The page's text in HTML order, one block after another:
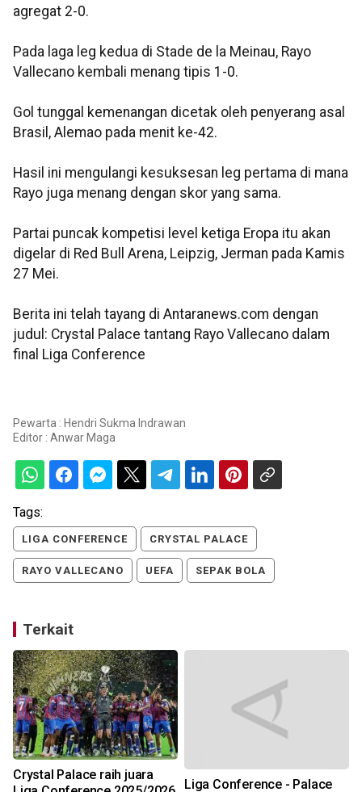
agregat 2-0.
Pada laga leg kedua di Stade de la Meinau, Rayo
Vallecano kembali menang tipis 1-0.
Gol tunggal kemenangan dicetak oleh penyerang asal
Brasil, Alemao pada menit ke-42.
Hasil ini mengulangi kesuksesan leg pertama di mana
Rayo juga menang dengan skor yang sama.
Partai puncak kompetisi level ketiga Eropa itu akan
digelar di Red Bull Arena, Leipzig, Jerman pada Kamis
27 Mei.
Berita ini telah tayang di Antaranews.com dengan
judul: Crystal Palace tantang Rayo Vallecano dalam
final Liga Conference
Pewarta : Hendri Sukma Indrawan
Editor : Anwar Maga
Tags:
LIGA CONFERENCE CRYSTAL PALACE
RAYO VALLECANO UEFA SEPAK BOLA
Terkait
Crystal Palace raih juara
Liga Conference - Palace